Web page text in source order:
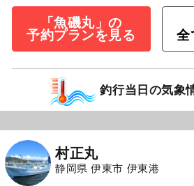
「魚磯丸」の
予約プランを見る
全
釣行当日の気象
村正丸
静岡県 伊東市 伊東港